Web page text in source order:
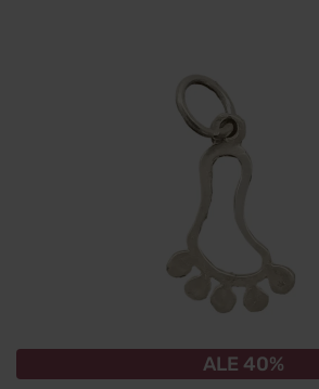
ALE 40%